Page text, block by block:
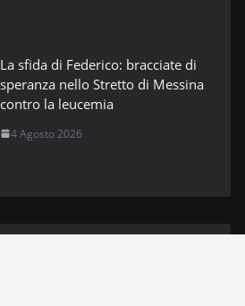
La sfida di Federico: bracciate di
speranza nello Stretto di Messina
contro la leucemia
4 Agosto 2026